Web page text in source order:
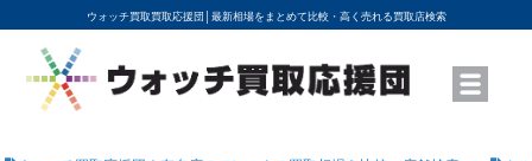
ウォッチ買取買取応援団│ 最新相場をまとめて比較・高く売れる買取店検索